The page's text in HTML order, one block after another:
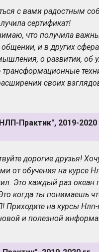
с вами радостным
сертификат!
что получила
общении, и в других
о развитии, об
своих
месяцев
нашего тренера Владу
информацию, да и
курс НЛП-практик - это
общаться с
такой предмет в
что с такими знаниями
Практик", 2019-2020
дорогие друзья!
от обучения на курсе
Это каждый раз
когда ты понимаешь
Приходите на курсы
и полезной